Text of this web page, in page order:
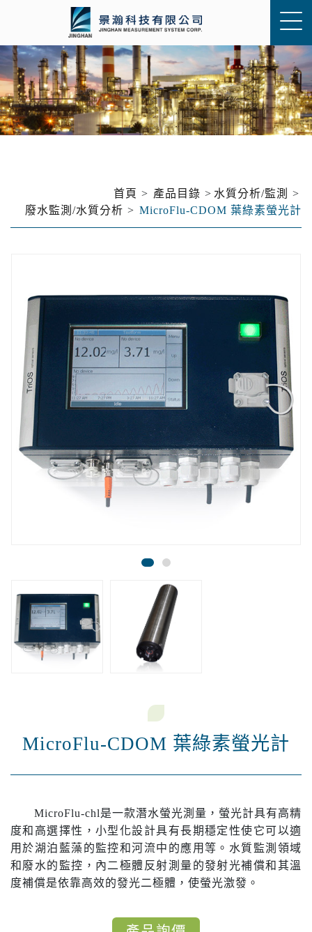
首頁 產品目錄
水質分析/監測
廢水監測/水質分析
MicroFlu-CDOM 葉綠素螢光計
MicroFlu-CDOM 葉綠素螢光計
MicroFlu-chl是一款潛水螢光測量，螢光計具有高精
度和高選擇性，小型化設計具有長期穩定性使它可以適
用於湖泊藍藻的監控和河流中的應用等。水質監測領域
和廢水的監控，內二極體反射測量的發射光補償和其溫
度補償是依靠高效的發光二極體，使螢光激發。